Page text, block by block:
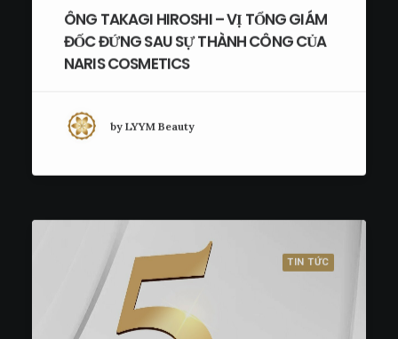
ÔNG TAKAGI HIROSHI – VỊ TỔNG GIÁM
ĐỐC ĐỨNG SAU SỰ THÀNH CÔNG CỦA
NARIS COSMETICS
by LYYM Beauty